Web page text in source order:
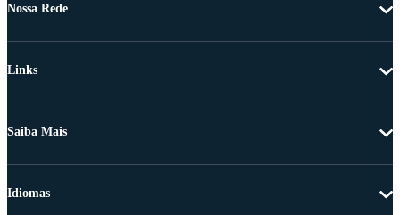
Nossa Rede
Links
Saiba Mais
Idiomas